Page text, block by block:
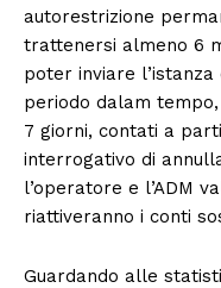
autorestrizione
trattenersi almeno 6
poter inviare
periodo dalam
7 giorni, contati a
interrogativo di
l’operatore e l’ADM
riattiveranno i conti
Guardando alle